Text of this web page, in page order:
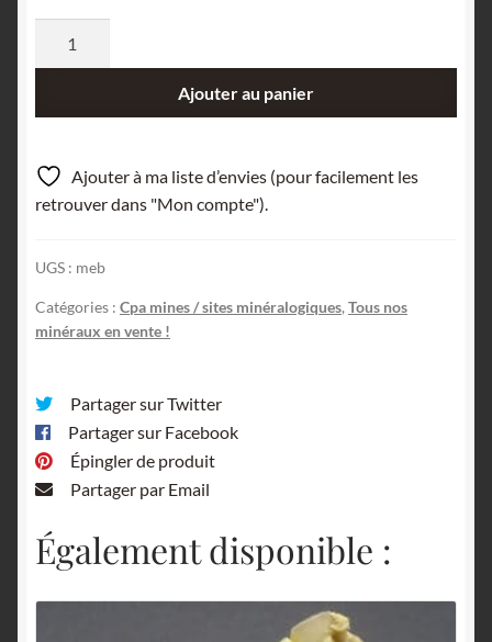
d'or
Chatelet,
vue
Ajouter au panier
Ajouter à ma liste d’envies (pour facilement les
retrouver dans "Mon compte").
UGS : meb
Catégories : Cpa mines / sites minéralogiques,Tous nos
minéraux en vente !
Partager sur Twitter
Partager sur Facebook
Épingler de produit
Partager par Email
Également disponible :